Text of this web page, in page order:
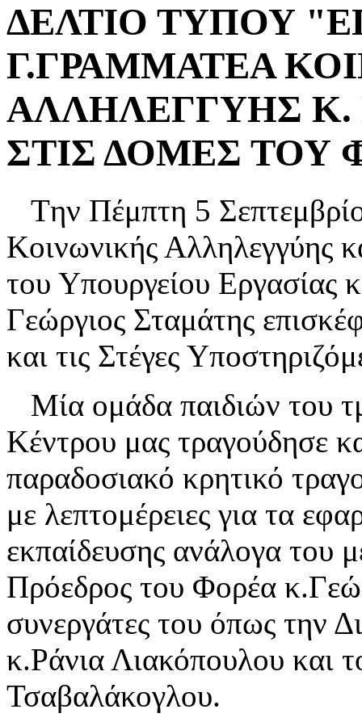
ΔΕΛΤΙΟ ΤΥΠΟΥ
Γ.ΓΡΑΜΜΑΤΕΑ
ΑΛΛΗΛΕΓΓΥΗΣ Κ.
ΣΤΙΣ ΔΟΜΕΣ ΤΟΥ
Tην Πέμπτη 5
Κοινωνικής Αλληλεγγύης
του Υπουργείου Εργασίας
Γεώργιος Σταμάτης
και τις Στέγες
Μία ομάδα παιδιών του
Κέντρου μας τραγούδησε
παραδοσιακό κρητικό
με λεπτομέρειες για τα
εκπαίδευσης ανάλογα του
Πρόεδρος του Φορέα
συνεργάτες του όπως την
κ.Ράνια Λιακόπουλου και
Τσαβαλάκογλου.